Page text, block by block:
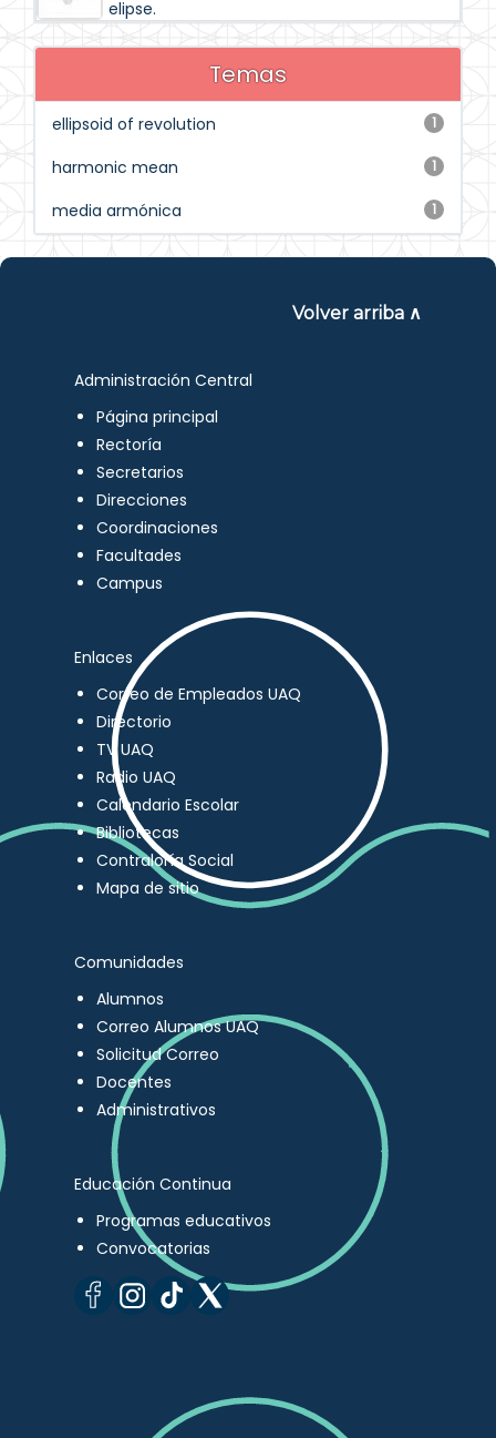
elipse.
Temas
1
ellipsoid of revolution
1
harmonic mean
1
media armónica
Volver arriba ∧
Administración Central
Página principal
Rectoría
Secretarios
Direcciones
Coordinaciones
Facultades
Campus
Enlaces
Correo de Empleados UAQ
Directorio
TV UAQ
Radio UAQ
Calendario Escolar
Bibliotecas
Contraloría Social
Mapa de sitio
Comunidades
Alumnos
Correo Alumnos UAQ
Solicitud Correo
Docentes
Administrativos
Educación Continua
Programas educativos
Convocatorias